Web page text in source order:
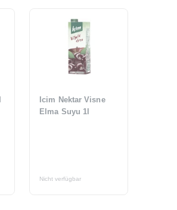
Icim Nektar Visne
Elma Suyu 1l
Nicht verfügbar